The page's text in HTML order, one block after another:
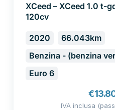
XCeed – XCeed 1.0 t-
120cv
2020
66.043km
Benzina - (benzina
Euro 6
€
IVA inclusa